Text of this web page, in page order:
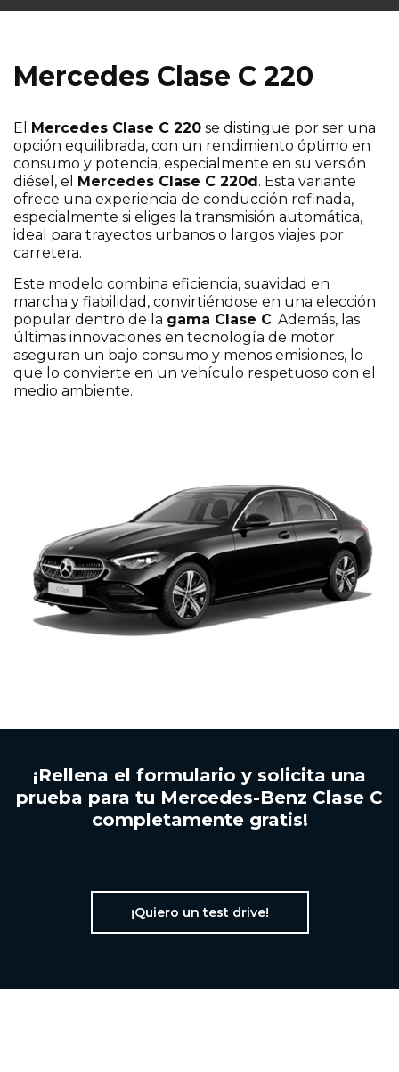
¡Escríbenos sin compromiso si te interesa
este modelo!
*
He leído y acepto la
Política de Privacidad.
Mercedes Clase C 220
El Mercedes Clase C 220 se distingue por ser una
opción equilibrada, con un rendimiento óptimo en
consumo y potencia, especialmente en su versión
diésel, el Mercedes Clase C 220d. Esta variante
ofrece una experiencia de conducción refinada,
especialmente si eliges la transmisión automática,
ideal para trayectos urbanos o largos viajes por
carretera.
Este modelo combina eficiencia, suavidad en
marcha y fiabilidad, convirtiéndose en una elección
popular dentro de la gama Clase C. Además, las
últimas innovaciones en tecnología de motor
aseguran un bajo consumo y menos emisiones, lo
que lo convierte en un vehículo respetuoso con el
medio ambiente.
¡Rellena el formulario y solicita una
prueba para tu Mercedes-Benz Clase C
completamente gratis!
¡Quiero un test drive!